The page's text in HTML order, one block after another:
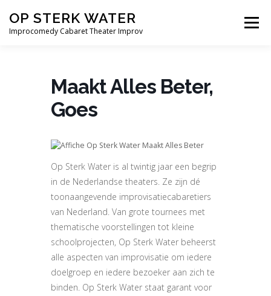
naarOP STERK WATER
Improcomedy Cabaret Theater Improv
Menu
SPELERS BLOG
Maakt Alles Beter,
Goes
Op Sterk Water is al twintig jaar een begrip
in de Nederlandse theaters. Ze zijn dé
toonaangevende improvisatiecabaretiers
van Nederland. Van grote tournees met
thematische voorstellingen tot kleine
schoolprojecten, Op Sterk Water beheerst
alle aspecten van improvisatie om iedere
doelgroep en iedere bezoeker aan zich te
binden. Op Sterk Water staat garant voor